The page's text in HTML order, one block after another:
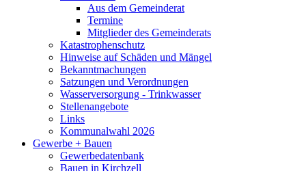
Aus dem Gemeinderat
Termine
Mitglieder des Gemeinderats
Katastrophenschutz
Hinweise auf Schäden und Mängel
Bekanntmachungen
Satzungen und Verordnungen
Wasserversorgung - Trinkwasser
Stellenangebote
Links
Kommunalwahl 2026
Gewerbe + Bauen
Gewerbedatenbank
Bauen in Kirchzell